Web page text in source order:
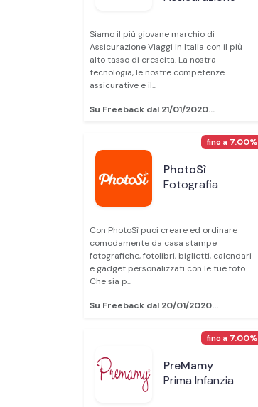
Siamo il più giovane marchio di
Assicurazione Viaggi in Italia con il più
alto tasso di crescita. La nostra
tecnologia, le nostre competenze
assicurative e il...
Su Freeback dal 21/01/2020...
PhotoSì
Fotografia
Con PhotoSì puoi creare ed ordinare
comodamente da casa stampe
fotografiche, fotolibri, biglietti, calendari
e gadget personalizzati con le tue foto.
Che sia p...
Su Freeback dal 20/01/2020...
fino a 7.00%
PreMamy
Prima Infanzia
fino a 7.00%